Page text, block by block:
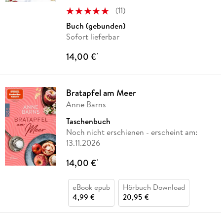
(11)
Buch (gebunden)
Sofort lieferbar
14,00 €*
Bratapfel am Meer
Anne Barns
Taschenbuch
Noch nicht erschienen - erscheint am:
13.11.2026
14,00 €*
eBook epub
4,99 €
Hörbuch Download
20,95 €